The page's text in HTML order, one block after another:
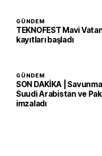
GÜNDEM
TEKNOFEST Mavi
kayıtları başladı
GÜNDEM
SON DAKİKA |
Suudi Arabistan ve
imzaladı